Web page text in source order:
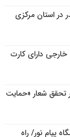
مخدر در استان مرکزی
خارجی دارای کارت
تحقق شعار «حمایت
پیام نور/ راه